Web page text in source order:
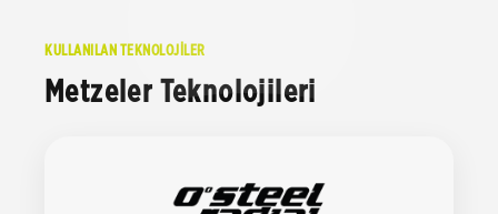
KULLANILAN TEKNOLOJİLER
Metzeler Teknolojileri